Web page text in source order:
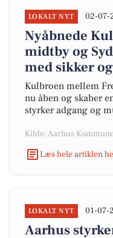
LOKALT NYT 02-07-
Nyåbnede
midtby og
med sikker
Kulbroen mellem
nu åben og skaber
styrker adgang og
Kilde: Aarhus
Læs hele artiklen
LOKALT NYT 01-07-
Aarhus